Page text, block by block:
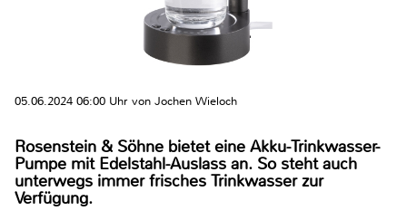
05.06.2024 06:00 Uhr von Jochen Wieloch
Rosenstein & Söhne bietet eine Akku-Trinkwasser-
Pumpe mit Edelstahl-Auslass an. So steht auch
unterwegs immer frisches Trinkwasser zur
Verfügung.